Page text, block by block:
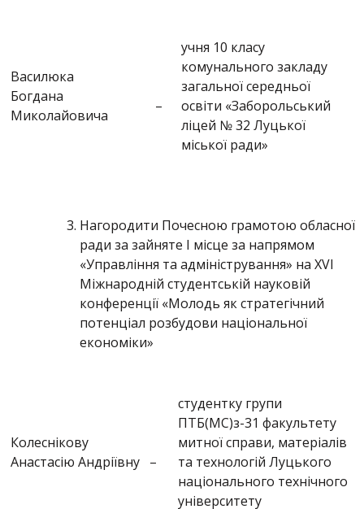
Василюка
Богдана
Миколайовича
–
учня 10 класу
комунального закладу
загальної середньої
освіти «Заборольський
ліцей № 32 Луцької
міської ради»
Нагородити Почесною грамотою обласної
ради за зайняте І місце за напрямом
«Управління та адміністрування» на XVІ
Міжнародній студентській науковій
конференції «Молодь як стратегічний
потенціал розбудови національної
економіки»
Колеснікову
Анастасію Андріївну –
студентку групи
ПТБ(МС)з-31 факультету
митної справи, матеріалів
та технологій Луцького
національного технічного
університету